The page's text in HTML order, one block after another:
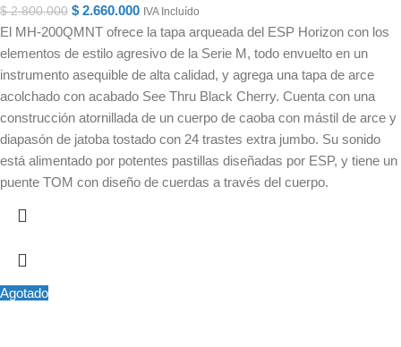
$2.800.000 $ 2.660.000 IVA Incluído
El MH-200QMNT ofrece la tapa arqueada del ESP Horizon con los
elementos de estilo agresivo de la Serie M, todo envuelto en un
instrumento asequible de alta calidad, y agrega una tapa de arce
acolchado con acabado See Thru Black Cherry. Cuenta con una
construcción atornillada de un cuerpo de caoba con mástil de arce y
diapasón de jatoba tostado con 24 trastes extra jumbo. Su sonido
está alimentado por potentes pastillas diseñadas por ESP, y tiene un
puente TOM con diseño de cuerdas a través del cuerpo.
Agotado